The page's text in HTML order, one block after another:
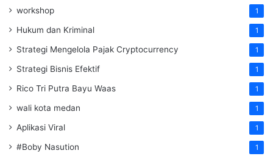
workshop 1
Hukum dan Kriminal 1
Strategi Mengelola Pajak Cryptocurrency 1
Strategi Bisnis Efektif 1
Rico Tri Putra Bayu Waas 1
wali kota medan 1
Aplikasi Viral 1
#Boby Nasution 1